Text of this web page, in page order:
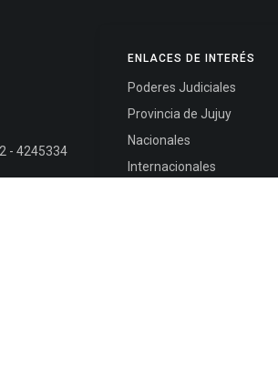
- 4245334
ENLACES DE INTERÉS
Poderes Judiciales
Provincia de Jujuy
Nacionales
Internacionales